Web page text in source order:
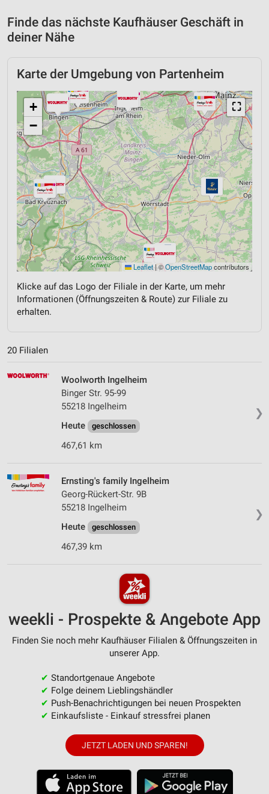
Finde das nächste Kaufhäuser Geschäft in
deiner Nähe
Karte der Umgebung von Partenheim
⛶
+
−
Leaflet |©OpenStreetMapcontributors
Klicke auf das Logo der Filiale in der Karte, um mehr
Informationen (Öffnungszeiten & Route) zur Filiale zu
erhalten.
20 Filialen
❯
Woolworth Ingelheim
Binger Str. 95-99
55218 Ingelheim
Heute
geschlossen
467,61 km
❯
Ernsting's family Ingelheim
Georg-Rückert-Str. 9B
55218 Ingelheim
Heute
geschlossen
467,39 km
weekli - Prospekte & Angebote App
Finden Sie noch mehr Kaufhäuser Filialen & Öffnungszeiten in
unserer App.
✔ Standortgenaue Angebote
✔ Folge deinem Lieblingshändler
✔ Push-Benachrichtigungen bei neuen Prospekten
✔ Einkaufsliste - Einkauf stressfrei planen
JETZT LADEN UND SPAREN!